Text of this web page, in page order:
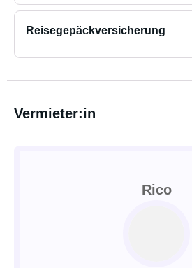
Reisegepäckversicherung
Vermieter:in
Rico